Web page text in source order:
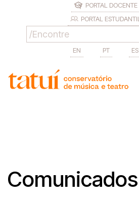
PORTAL DOCENTE
PORTAL ESTUDANTIL
EN PT ES
Comunicados